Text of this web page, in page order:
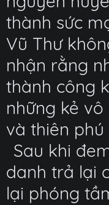
thành sức
Vũ Thư
nhận rằng
thành công
những kẻ
và thiên phú
Sau khi
danh trả lại
lại phóng